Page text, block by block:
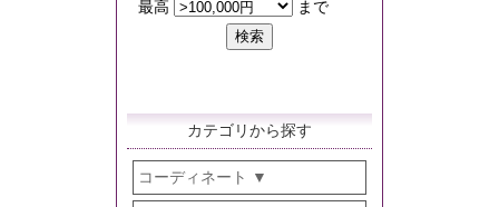
カテゴリから探す
コーディネート